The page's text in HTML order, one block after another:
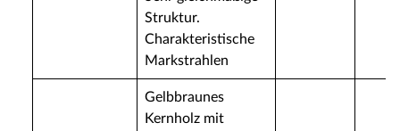
Struktur.
Charakteristische
Markstrahlen
Gelbbraunes
Kernholz mit